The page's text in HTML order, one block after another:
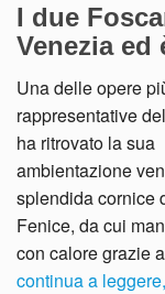
I due
Venezia ed
Una delle opere
rappresentative
ha ritrovato la sua
ambientazione
splendida cornice
Fenice, da cui
con calore grazie
continua a